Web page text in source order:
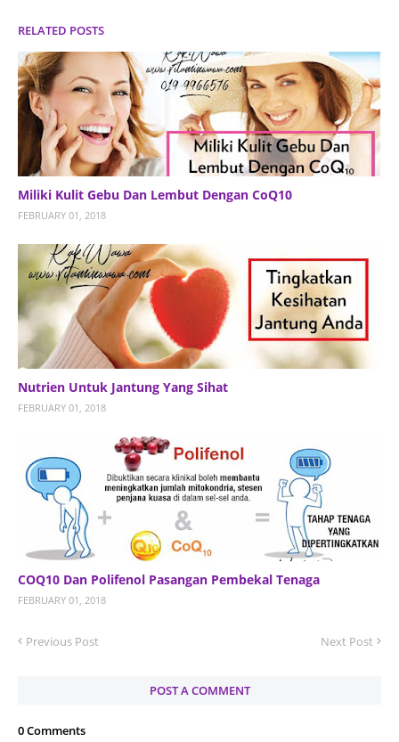
RELATED POSTS
Miliki Kulit Gebu Dan Lembut Dengan CoQ10
FEBRUARY 01, 2018
Nutrien Untuk Jantung Yang Sihat
FEBRUARY 01, 2018
COQ10 Dan Polifenol Pasangan Pembekal Tenaga
FEBRUARY 01, 2018
Previous Post Next Post
POST A COMMENT
0 Comments